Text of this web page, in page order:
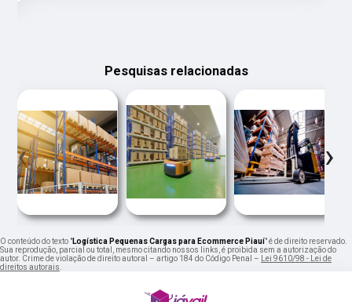
Pesquisas relacionadas
‹ ›
O conteúdo do texto "Logística Pequenas Cargas para Ecommerce Piauí" é de direito reservado.
Sua reprodução, parcial ou total, mesmo citando nossos links, é proibida sem a autorização do
autor. Crime de violação de direito autoral – artigo 184 do Código Penal –
Lei 9610/98 - Lei de
direitos autorais